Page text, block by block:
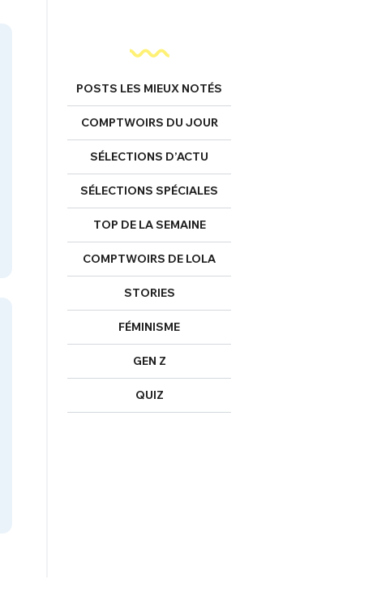
POSTS LES MIEUX NOTÉS
COMPTWOIRS DU JOUR
SÉLECTIONS D’ACTU
SÉLECTIONS SPÉCIALES
TOP DE LA SEMAINE
COMPTWOIRS DE LOLA
STORIES
FÉMINISME
GEN Z
QUIZ
Mot de passe perdu ?
CONNEXION
Un Thread
C'EST PARTI